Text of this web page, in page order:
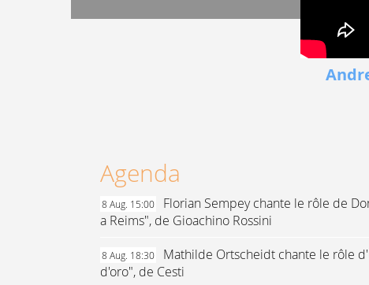
Agenda
8 Aug. 15:00
Florian Sempey chante le rôle de
a Reims", de Gioachino Rossini
8 Aug. 18:30
Mathilde Ortscheidt chante le rôle
d'oro", de Cesti